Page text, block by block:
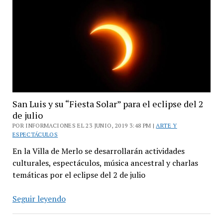
San Luis y su “Fiesta Solar” para el eclipse del 2
de julio
POR INFORMACIONES EL 23 JUNIO, 2019 3:48 PM |ARTE Y
ESPECTÁCULOS
En la Villa de Merlo se desarrollarán actividades
culturales, espectáculos, música ancestral y charlas
temáticas por el eclipse del 2 de julio
Seguir leyendoSan